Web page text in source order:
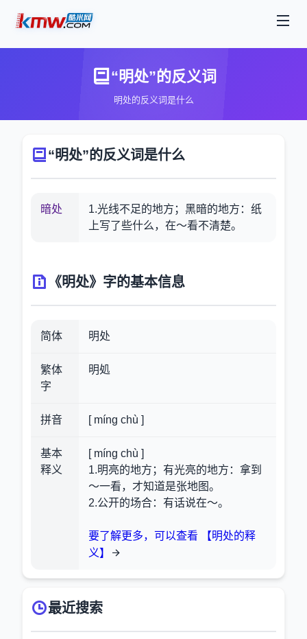
“明处”的反义词
明处的反义词是什么
“明处”的反义词是什么
暗处
1.光线不足的地方；黑暗的地方：纸
上写了些什么，在～看不清楚。
《明处》字的基本信息
简体 明处
繁体
字
明処
拼音 [ míng chù ]
基本
释义
[ míng chù ]
1.明亮的地方；有光亮的地方：拿到
～一看，才知道是张地图。
2.公开的场合：有话说在～。
要了解更多，可以查看 【明处的释
义】
最近搜索